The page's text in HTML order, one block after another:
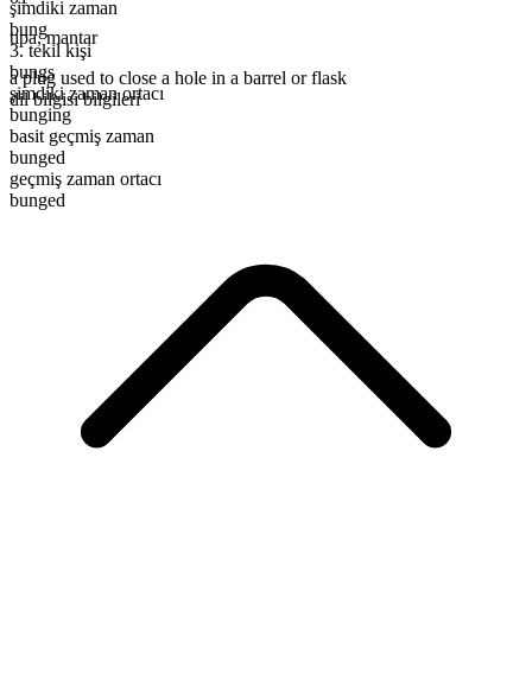
şimdiki zaman
bung
3. tekil kişi
bungs
şimdiki zaman ortacı
bunging
basit geçmiş zaman
bunged
geçmiş zaman ortacı
bunged
tıpa,mantar
a plug used to close a hole in a barrel or flask
dil bilgisi bilgileri